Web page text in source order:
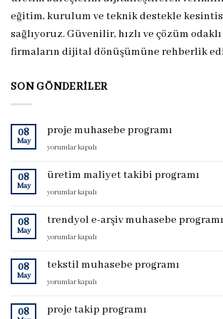
eğitim, kurulum ve teknik destekle
sağlıyoruz. Güvenilir, hızlı ve çözüm odaklı
firmaların dijital dönüşümüne rehberlik
SON GÖNDERILER
08
May
proje muhasebe programı
proje
programı
yorumlar kapalı
08
May
üretim maliyet takibi programı
üretim
takibi
için
yorumlar kapalı
08
May
trendyol e-arşiv muhasebe programı
trendyol
arşiv
programı
yorumlar kapalı
08
May
tekstil muhasebe programı
tekstil
programı
yorumlar kapalı
08 proje takip programı